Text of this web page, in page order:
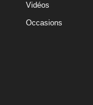
Vidéos
Occasions